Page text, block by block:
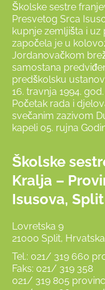
Školske sestre
Presvetog Srca
kupnje zemljišta i
započela je u
Jordanovačkom
samostana
predškolsku
16. travnja 1994. god.
Početak rada i
svečanim zazivom
kapeli 05. rujna
Školske
Kralja –
Isusova, Split
Lovretska 9
21000 Split, Hrvatska
Tel.: 021/ 319 660
Faks: 021/ 319 358
021/ 319 805